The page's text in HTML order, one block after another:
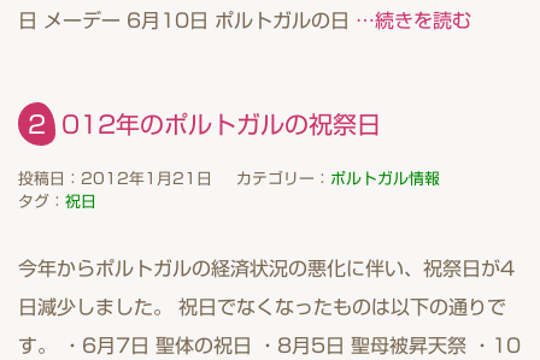
日 メーデー 6月10日 ポルトガルの日 …続きを読む
2012年のポルトガルの祝祭日
投稿日：2012年1月21日 カテゴリー： ポルトガル情報
タグ： 祝日
今年からポルトガルの経済状況の悪化に伴い、祝祭日が4
日減少しました。 祝日でなくなったものは以下の通りで
す。 ・6月7日 聖体の祝日 ・8月5日 聖母被昇天祭 ・10